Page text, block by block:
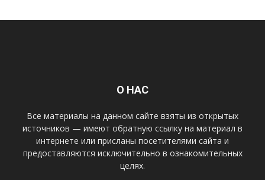
О НАС
Все материалы на данном сайте взяты из открытых
источников — имеют обратную ссылку на материал в
интернете или присланы посетителями сайта и
предоставляются исключительно в ознакомительных
целях.